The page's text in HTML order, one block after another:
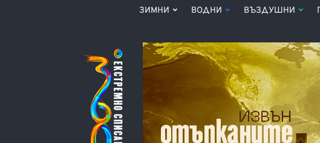
ЗИМНИ ВОДНИ ВЪЗДУШНИ
Списание
360°